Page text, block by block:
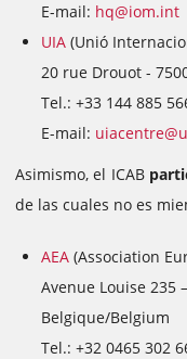
E-mail: hq@iom.int
UIA (Unió
20 rue Drouot -
Tel.: +33 144 885
E-mail:
Asimismo, el ICAB
de las cuales no es
AEA (Association
Avenue Louise 235
Belgique/Belgium
Tel.: +32 0465 302